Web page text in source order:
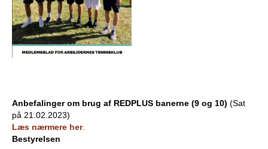
Anbefalinger om brug af REDPLUS banerne (9 og 10) (Sat
på 21.02.2023)
Læs nærmere her.
Bestyrelsen